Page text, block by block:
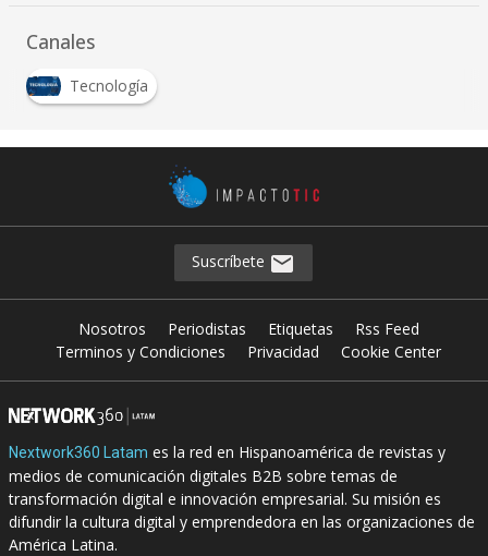
Canales
Tecnología
Suscríbete
Nosotros Periodistas Etiquetas
Rss Feed
Terminos y Condiciones
Privacidad Cookie Center
Nextwork360 Latam es la red en Hispanoamérica de revistas y
medios de comunicación digitales B2B sobre temas de
transformación digital e innovación empresarial. Su misión es
difundir la cultura digital y emprendedora en las organizaciones de
América Latina.